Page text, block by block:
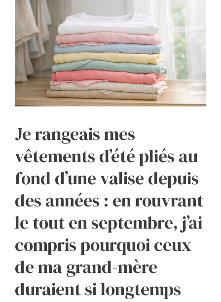
Je rangeais mes
vêtements d’été pliés au
fond d’une valise depuis
des années : en rouvrant
le tout en septembre, j’ai
compris pourquoi ceux
de ma grand-mère
duraient si longtemps